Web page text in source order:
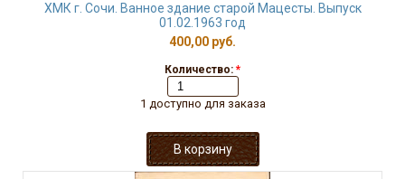
ХМК г. Сочи. Ванное здание старой Мацесты. Выпуск
01.02.1963 год
400,00 руб.
Количество: *
1 доступно для заказа